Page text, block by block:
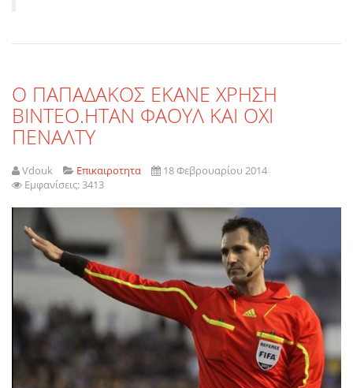
Ο ΠΑΠΑΔΑΚΟΣ ΕΚΑΝΕ ΧΡΗΣΗ
ΒΙΝΤΕΟ.ΗΤΑΝ ΦΑΟΥΛ ΚΑΙ ΟΧΙ
ΠΕΝΑΛΤΥ
Vdouk Επικαιροτητα
18 Φεβρουαρίου 2014
Εμφανίσεις: 3413